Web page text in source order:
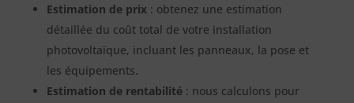
Estimation de prix: obtenez une estimation
détaillée du coût total de votre installation
photovoltaïque, incluant les panneaux, la pose et
les équipements.
Estimation de rentabilité: nous calculons pour